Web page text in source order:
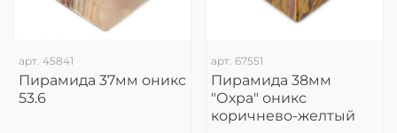
арт. 45841
Пирамида 37мм оникс
53.6
арт. 67551
Пирамида 38мм
"Охра" оникс
коричнево-желтый